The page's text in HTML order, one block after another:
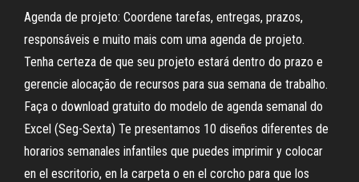
Agenda de projeto: Coordene tarefas, entregas, prazos,
responsáveis e muito mais com uma agenda de projeto.
Tenha certeza de que seu projeto estará dentro do prazo e
gerencie alocação de recursos para sua semana de trabalho.
Faça o download gratuito do modelo de agenda semanal do
Excel (Seg-Sexta) Te presentamos 10 diseños diferentes de
horarios semanales infantiles que puedes imprimir y colocar
en el escritorio, en la carpeta o en el corcho para que los